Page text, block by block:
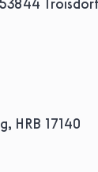
HRB 17140